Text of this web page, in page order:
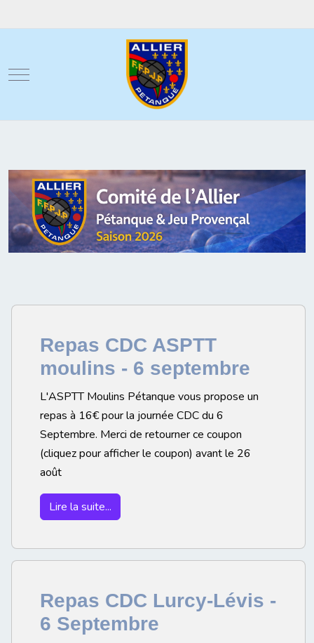
Mobile Menu Toggle
Repas CDC ASPTT
moulins - 6 septembre
L'ASPTT Moulins Pétanque vous propose un
repas à 16€ pour la journée CDC du 6
Septembre. Merci de retourner ce coupon
(cliquez pour afficher le coupon) avant le 26
août
Lire la suite...
Repas CDC Lurcy-Lévis -
6 Septembre